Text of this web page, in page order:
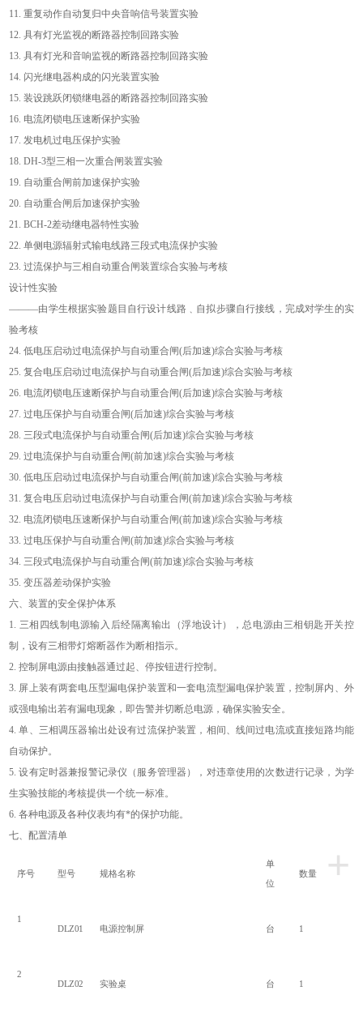
11.重复动作自动复归中央音响信号装置实验
12.具有灯光监视的断路器控制回路实验
13.具有灯光和音响监视的断路器控制回路实验
14. 闪光继电器构成的闪光装置实验
15.装设跳跃闭锁继电器的断路器控制回路实验
16. 电流闭锁电压速断保护实验
17.发电机过电压保护实验
18. DH-3型三相一次重合闸装置实验
19. 自动重合闸前加速保护实验
20. 自动重合闸后加速保护实验
21. BCH-2差动继电器特性实验
22.单侧电源辐射式输电线路三段式电流保护实验
23.过流保护与三相自动重合闸装置综合实验与考核
设计性实验
———由学生根据实验题目自行设计线路﹑自拟步骤自行接线，完成对学生的实
验考核
24.低电压启动过电流保护与自动重合闸(后加速)综合实验与考核
25.复合电压启动过电流保护与自动重合闸(后加速)综合实验与考核
26. 电流闭锁电压速断保护与自动重合闸(后加速)综合实验与考核
27.过电压保护与自动重合闸(后加速)综合实验与考核
28.三段式电流保护与自动重合闸(后加速)综合实验与考核
29.过电流保护与自动重合闸(前加速)综合实验与考核
30.低电压启动过电流保护与自动重合闸(前加速)综合实验与考核
31.复合电压启动过电流保护与自动重合闸(前加速)综合实验与考核
32. 电流闭锁电压速断保护与自动重合闸(前加速)综合实验与考核
33.过电压保护与自动重合闸(前加速)综合实验与考核
34.三段式电流保护与自动重合闸(前加速)综合实验与考核
35.变压器差动保护实验
六、装置的安全保护体系
1. 三相四线制电源输入后经隔离输出（浮地设计），总电源由三相钥匙开关控
制，设有三相带灯熔断器作为断相指示。
2.控制屏电源由接触器通过起、停按钮进行控制。
3. 屏上装有两套电压型漏电保护装置和一套电流型漏电保护装置，控制屏内、外
或强电输出若有漏电现象，即告警并切断总电源，确保实验安全。
4.单、三相调压器输出处设有过流保护装置，相间、线间过电流或直接短路均能
自动保护。
5.设有定时器兼报警记录仪（服务管理器），对违章使用的次数进行记录，为学
生实验技能的考核提供一个统一标准。
6.各种电源及各种仪表均有*的保护功能。
七、配置清单
+
序号 型号 规格名称
单
位
数量
1
DLZ01 电源控制屏 台 1
2
DLZ02
实验桌 台 1